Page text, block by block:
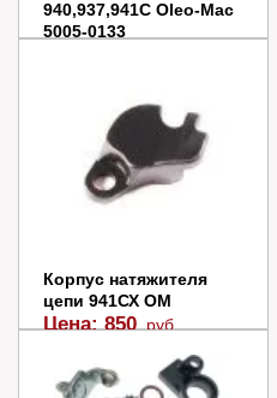
940,937,941C Oleo-Mac
5005-0133
В корзину
Купить в 1 клик
Корпус натяжителя
цепи 941СХ OM
Цена:850 руб.
В корзину